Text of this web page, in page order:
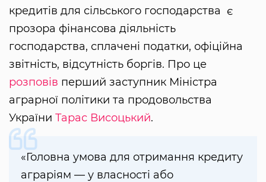
кредитів для сільського господарства є
прозора фінансова діяльність
господарства, сплачені податки, офіційна
звітність, відсутність боргів. Про це
розповів перший заступник Міністра
аграрної політики та продовольства
України Тарас Висоцький.
«Головна умова для отримання кредиту
аграріям — у власності або